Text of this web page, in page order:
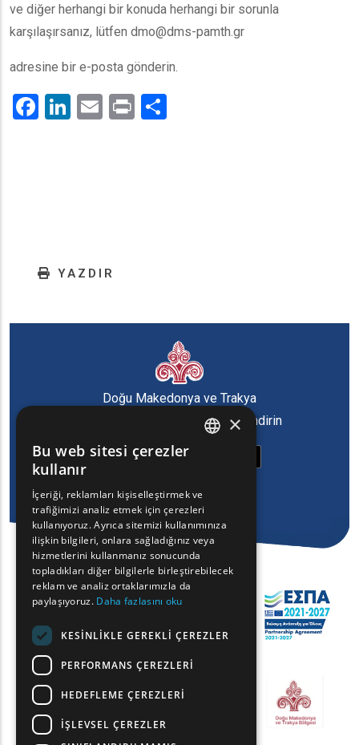
ve diğer herhangi bir konuda herhangi bir sorunla
karşılaşırsanız, lütfen dmo@dms-pamth.gr
adresine bir e-posta gönderin.
Facebook
LinkedIn
Email
Print
YAZDIR
Doğu Makedonya ve Trakya
Bölgesi'nin oyun uygulamasını indirin
FRENCH
BULGARIAN
GERMAN
×
Bu web sitesi çerezler
kullanır
İçeriği, reklamları kişiselleştirmek ve
trafiğimizi analiz etmek için çerezleri
kullanıyoruz. Ayrıca sitemizi kullanımınıza
ilişkin bilgileri, onlara sağladığınız veya
hizmetlerini kullanmanız sonucunda
topladıkları diğer bilgilerle birleştirebilecek
reklam ve analiz ortaklarımızla da
paylaşıyoruz. Daha fazlasını oku
KESINLIKLE GEREKLI ÇEREZLER
PERFORMANS ÇEREZLERI
HEDEFLEME ÇEREZLERI
İŞLEVSEL ÇEREZLER